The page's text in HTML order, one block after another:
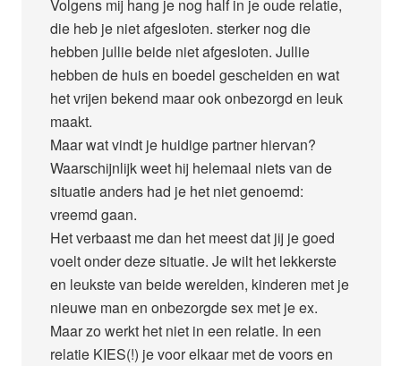
Volgens mij hang je nog half in je oude relatie,
die heb je niet afgesloten. sterker nog die
hebben jullie beide niet afgesloten. Jullie
hebben de huis en boedel gescheiden en wat
het vrijen bekend maar ook onbezorgd en leuk
maakt.
Maar wat vindt je huidige partner hiervan?
Waarschijnlijk weet hij helemaal niets van de
situatie anders had je het niet genoemd:
vreemd gaan.
Het verbaast me dan het meest dat jij je goed
voelt onder deze situatie. Je wilt het lekkerste
en leukste van beide werelden, kinderen met je
nieuwe man en onbezorgde sex met je ex.
Maar zo werkt het niet in een relatie. In een
relatie KIES(!) je voor elkaar met de voors en